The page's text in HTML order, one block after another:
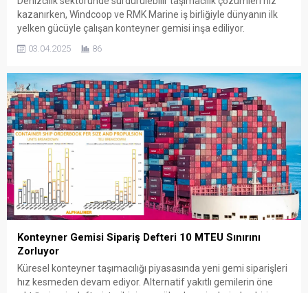
kazanırken, Windcoop ve RMK Marine iş birliğiyle dünyanın ilk
yelken gücüyle çalışan konteyner gemisi inşa ediliyor.
yapacak olan bu yenilikçi geminin, Mayıs 2027’de denize
edecek olan gemi, entegre vinç sistemi sayesinde...
03.04.2025 86
Konteyner Gemisi Sipariş Defteri 10 MTEU Sınırını
Zorluyor
Küresel konteyner taşımacılığı piyasasında yeni gemi siparişleri
hız kesmeden devam ediyor. Alternatif yakıtlı gemilerin öne